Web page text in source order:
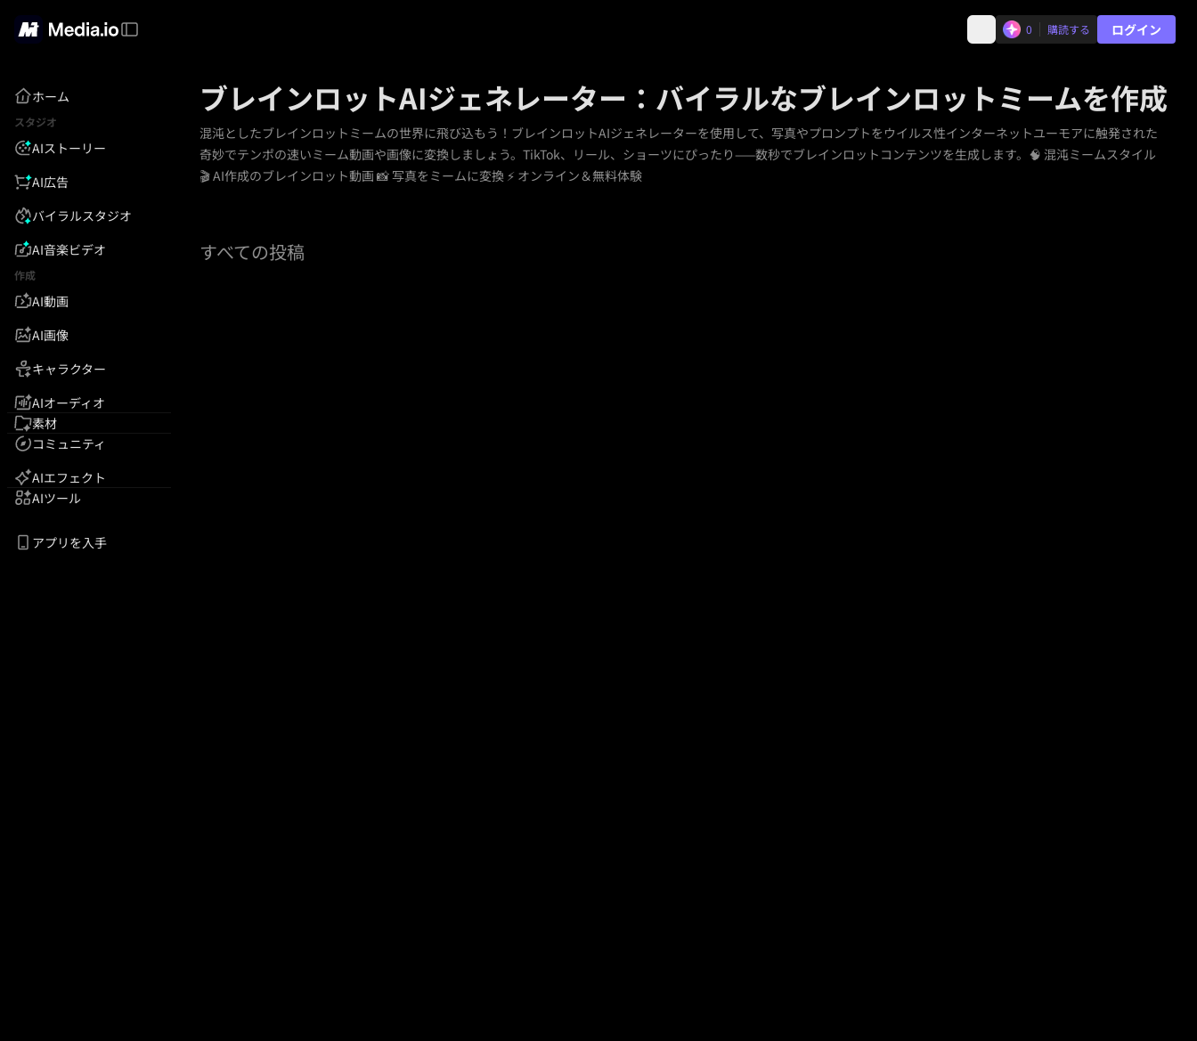
0 購読する ログイン
ホーム
スタジオ
AIストーリー
AI広告
バイラルスタジオ
AI音楽ビデオ
作成
AI動画
AI画像
キャラクター
AIオーディオ
素材
コミュニティ
AIエフェクト
AIツール
アプリを入手
ブレインロットAIジェネレーター：バイラルなブレインロットミームを作成
混沌としたブレインロットミームの世界に飛び込もう！ブレインロットAIジェネレーターを使用して、写真やプロンプトをウイルス性インターネットユーモアに触発された
奇妙でテンポの速いミーム動画や画像に変換しましょう。TikTok、リール、ショーツにぴったり——数秒でブレインロットコンテンツを生成します。🧠 混沌ミームスタイル
🎬 AI作成のブレインロット動画 📸 写真をミームに変換 ⚡ オンライン＆無料体験
すべての投稿